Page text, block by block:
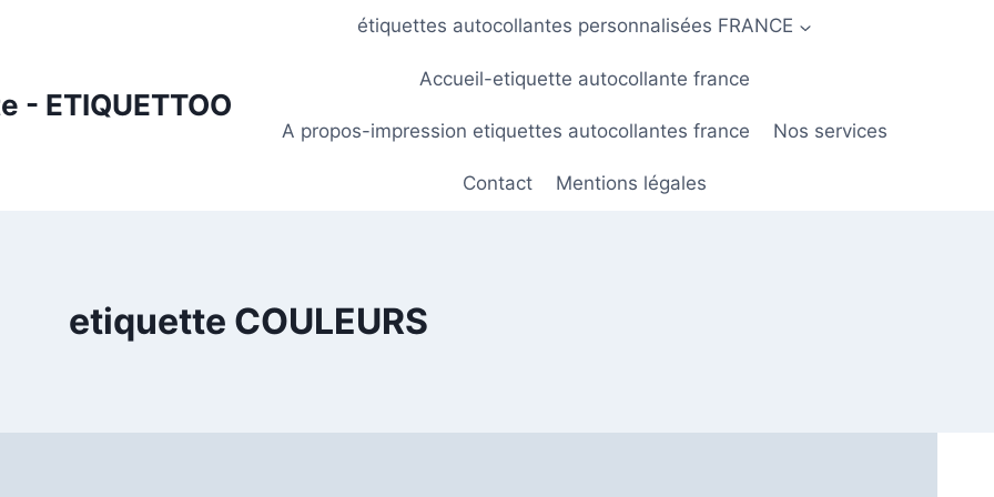
ETIQUETTOO
étiquettes autocollantes personnalisées FRANCE
Accueil-etiquette autocollante france
A propos-impression etiquettes autocollantes france Nos services
Contact Mentions légales
etiquette COULEURS